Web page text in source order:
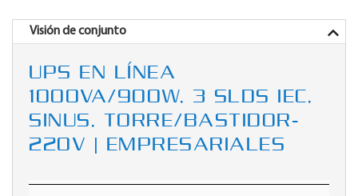
Visión de conjunto
UPS EN LÍNEA
1000VA/900W, 3 SLDS IEC,
SINUS, TORRE/BASTIDOR-
220V | EMPRESARIALES